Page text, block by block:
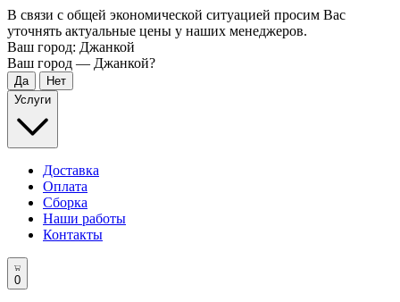
В связи с общей экономической ситуацией просим Вас
уточнять актуальные цены у наших менеджеров.
Ваш город: Джанкой
Ваш город — Джанкой?
Услуги
Доставка
Оплата
Сборка
Наши работы
Контакты
0